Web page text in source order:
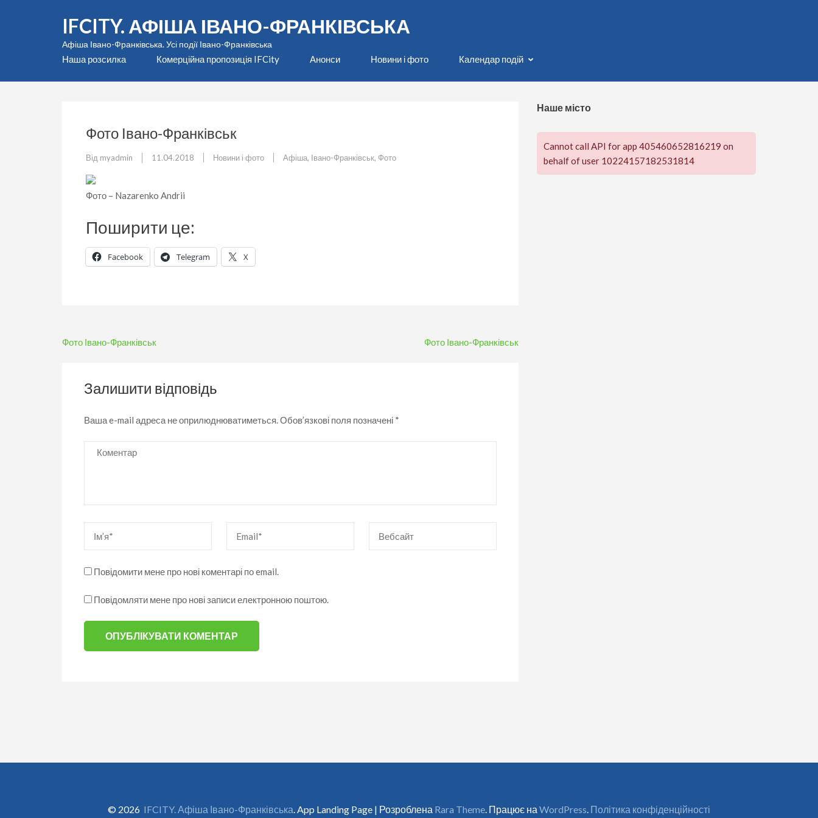
IFCITY. АФІША ІВАНО-ФРАНКІВСЬКА
Афіша Івано-Франківська. Усі події Івано-Франківська
Наша розсилка Комерційна пропозиція IFCity Анонси Новини і фото Календар подій
Фото Івано-Франківськ
Від myadmin 11.04.2018 Новини і фото Афіша, Івано-Франківськ, Фото
Фото – Nazarenko Andrii
Поширити це:
Facebook Telegram X
Навігація
Фото Івано-Франківськ Фото Івано-Франківськ
Залишити відповідь
Ваша e-mail адреса не оприлюднюватиметься.Обов’язкові поля позначені *
Коментар
Повідомити мене про нові коментарі по email.
Повідомляти мене про нові записи електронною поштою.
Наше місто
Cannot call API for app 405460652816219 on
behalf of user 10224157182531814
© 2026 IFCITY. Афіша Івано-Франківська. App Landing Page | Розроблена Rara Theme. Працює на WordPress. Політика конфіденційності